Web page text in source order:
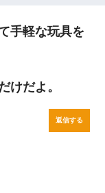
手軽な玩具を
けだよ。
返信する